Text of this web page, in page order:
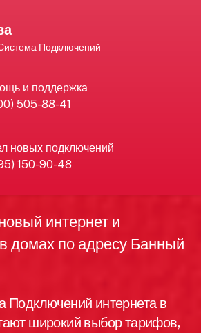
Подключений
и поддержка
505-88-41
новых подключений
150-90-48
и
в Москве
интернет и
домах по адресу Банный
Подключений интернета в
широкий выбор тарифов,